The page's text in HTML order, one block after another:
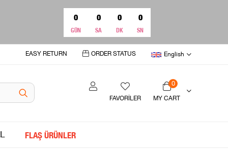
0
GÜN
0
SA
0
DK
0
SN
EASY RETURN ORDER STATUS English
MY CART
0
FAVORİLER
FLAŞ ÜRÜNLER